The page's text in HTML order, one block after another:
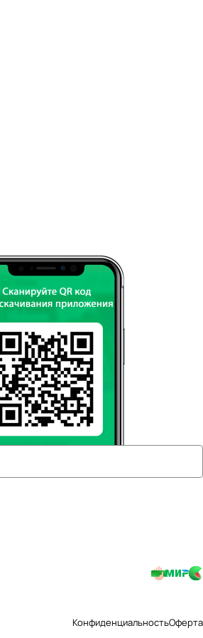
КонфиденциальностьОферта